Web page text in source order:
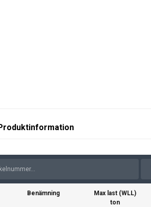
Benämning
Max last (WLL)
ton